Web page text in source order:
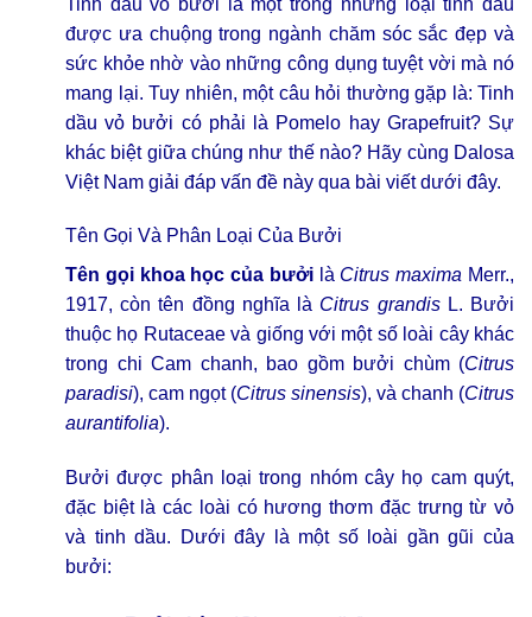
được ưa chuộng trong ngành chăm sóc sắc đẹp và
sức khỏe nhờ vào những công dụng tuyệt vời mà nó
mang lại. Tuy nhiên, một câu hỏi thường gặp là: Tinh
dầu vỏ bưởi có phải là Pomelo hay Grapefruit? Sự
khác biệt giữa chúng như thế nào? Hãy cùng Dalosa
Việt Nam giải đáp vấn đề này qua bài viết dưới đây.
Tên Gọi Và Phân Loại Của Bưởi
Tên gọi khoa học của bưởilà Citrus maxima Merr.,
1917, còn tên đồng nghĩa là Citrus grandisL. Bưởi
thuộc họ Rutaceae và giống với một số loài cây khác
trong chi Cam chanh, bao gồm bưởi chùm (Citrus
paradisi), cam ngọt (Citrus sinensis), và chanh (Citrus
aurantifolia).
Bưởi được phân loại trong nhóm cây họ cam quýt,
đặc biệt là các loài có hương thơm đặc trưng từ vỏ
và tinh dầu. Dưới đây là một số loài gần gũi của
bưởi: